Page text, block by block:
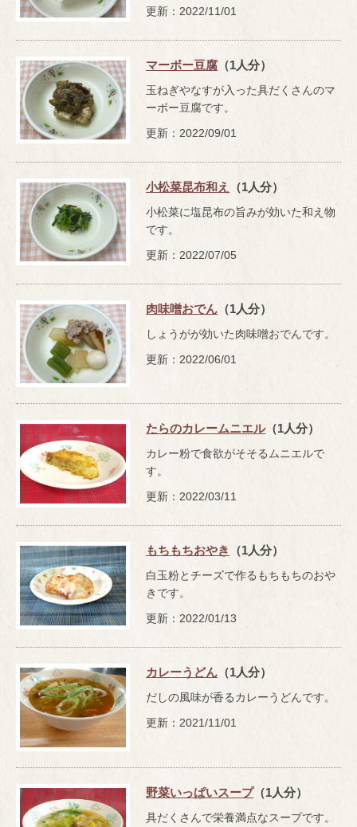
更新：2022/11/01
マーボー豆腐 （1人分）
玉ねぎやなすが入った具だくさんのマ
ーボー豆腐です。
更新：2022/09/01
小松菜昆布和え （1人分）
小松菜に塩昆布の旨みが効いた和え物
です。
更新：2022/07/05
肉味噌おでん （1人分）
しょうがが効いた肉味噌おでんです。
更新：2022/06/01
たらのカレームニエル（1人分）
カレー粉で食欲がそそるムニエルで
す。
更新：2022/03/11
もちもちおやき （1人分）
白玉粉とチーズで作るもちもちのおや
きです。
更新：2022/01/13
カレーうどん （1人分）
だしの風味が香るカレーうどんです。
更新：2021/11/01
野菜いっぱいスープ（1人分）
具だくさんで栄養満点なスープです。